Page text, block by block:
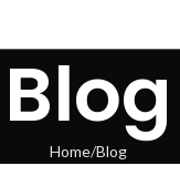
Blog
Home Blog